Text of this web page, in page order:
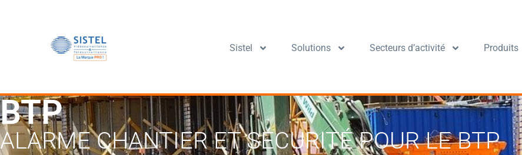
Sistel Solutions Secteurs d’activité Produits
BTP
ALARME CHANTIER ET SÉCURITÉ POUR LE BTP